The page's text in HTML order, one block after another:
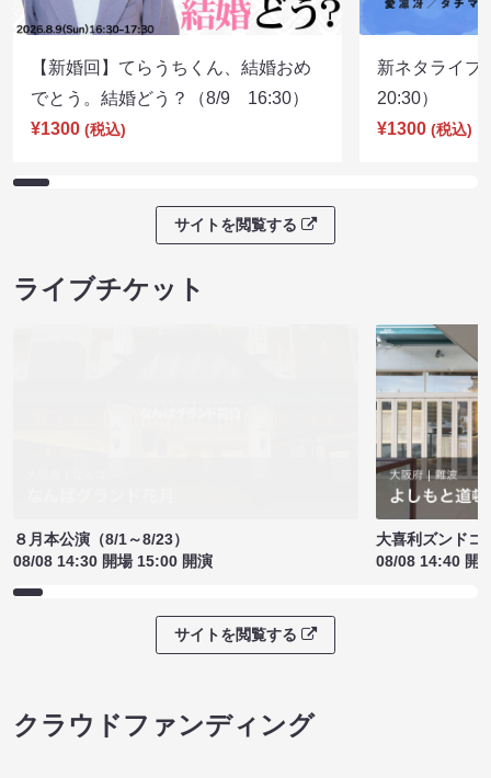
【新婚回】てらうちくん、結婚おめ
でとう。結婚どう？（8/9 16:30）
¥1300 (税込)
新ネタライ
20:30）
¥1300 (税込)
サイトを閲覧する
ライブチケット
８月本公演（8/1～8/23）
08/08 14:30 開場 15:00 開演
大喜利ズンドコ
08/08 14:40 開
サイトを閲覧する
クラウドファンディング